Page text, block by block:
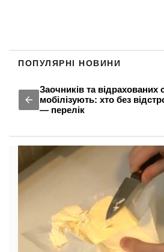
ПОПУЛЯРНІ НОВИНИ
Заочників та відрахованих
мобілізують: хто без
— перелік